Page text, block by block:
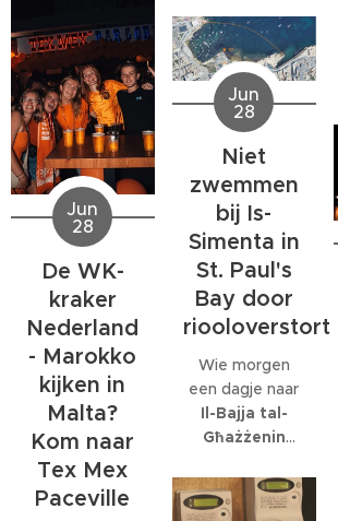
meer dan alleen
een baan. Veel
bedrijven
bieden
behoorlijk wat
extra's, van
teamuitjes en
interne
activiteiten tot
grote
personeelsfeesten.
En als je bij een
internationaal
bedrijf met
honderden
collega's werkt,
kunnen die
feesten
behoorlijk groot
worden.
noordwestenwinden
(W/NW)
verwacht.
Volgens het
Malta Red Cross
kan de wind
tijdelijk
toenemen tot
windkracht 6
met name op
donderdag 2
juli.
Jun
28
De WK-
kraker
Nederland
- Marokko
kijken in
Malta?
Kom naar
Tex Mex
Paceville
Jun
28
Niet
zwemmen
bij Is-
Simenta in
St. Paul's
Bay door
riooloverstort
Wie morgen
een dagje naar
Il-Bajja tal-
Għażżenin
als Is-Simenta)
inSt. Paul's